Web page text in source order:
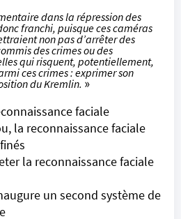
dans la répression des
franchi, puisque ces caméras
non pas d’arrêter des
des crimes ou des
qui risquent, potentiellement,
ces crimes : exprimer son
du Kremlin. »
faciale
la reconnaissance faciale
la reconnaissance faciale
un second système de